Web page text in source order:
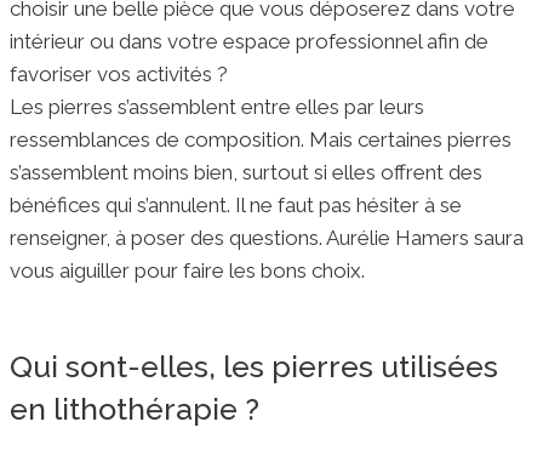
choisir une belle pièce que vous déposerez dans votre
intérieur ou dans votre espace professionnel afin de
favoriser vos activités ?
Les pierres s’assemblent entre elles par leurs
ressemblances de composition. Mais certaines pierres
s’assemblent moins bien, surtout si elles offrent des
bénéfices qui s’annulent. Il ne faut pas hésiter à se
renseigner, à poser des questions. Aurélie Hamers saura
vous aiguiller pour faire les bons choix.
Qui sont-elles, les pierres utilisées
en lithothérapie ?